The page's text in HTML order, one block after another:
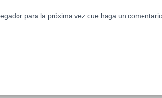
para la próxima vez que haga un